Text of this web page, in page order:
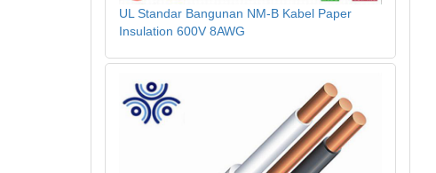
UL Standar Bangunan NM-B Kabel Paper
Insulation 600V 8AWG